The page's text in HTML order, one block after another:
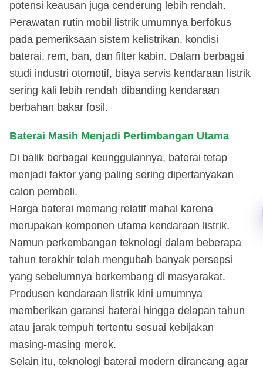
potensi keausan juga cenderung lebih rendah.
Perawatan rutin mobil listrik umumnya berfokus
pada pemeriksaan sistem kelistrikan, kondisi
baterai, rem, ban, dan filter kabin. Dalam berbagai
studi industri otomotif, biaya servis kendaraan listrik
sering kali lebih rendah dibanding kendaraan
berbahan bakar fosil.
Baterai Masih Menjadi Pertimbangan Utama
Di balik berbagai keunggulannya, baterai tetap
menjadi faktor yang paling sering dipertanyakan
calon pembeli.
Harga baterai memang relatif mahal karena
merupakan komponen utama kendaraan listrik.
Namun perkembangan teknologi dalam beberapa
tahun terakhir telah mengubah banyak persepsi
yang sebelumnya berkembang di masyarakat.
Produsen kendaraan listrik kini umumnya
memberikan garansi baterai hingga delapan tahun
atau jarak tempuh tertentu sesuai kebijakan
masing-masing merek.
Selain itu, teknologi baterai modern dirancang agar